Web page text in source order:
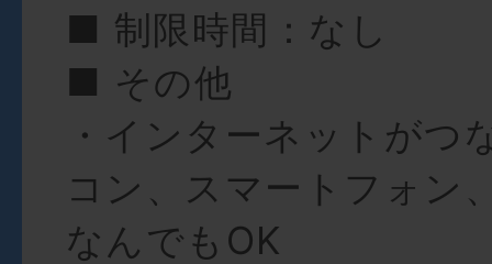
■ 制限時間：なし
■ その他
・インターネットがつ
コン、スマートフォン
なんでもOK